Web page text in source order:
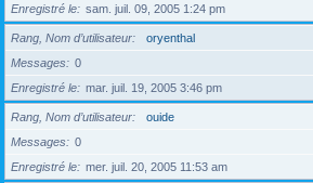
Enregistré le
sam. juil. 09, 2005 1:24 pm
Rang, Nom d’utilisateur
oryenthal
Messages
0
Enregistré le
mar. juil. 19, 2005 3:46 pm
Rang, Nom d’utilisateur
ouide
Messages
0
Enregistré le
mer. juil. 20, 2005 11:53 am